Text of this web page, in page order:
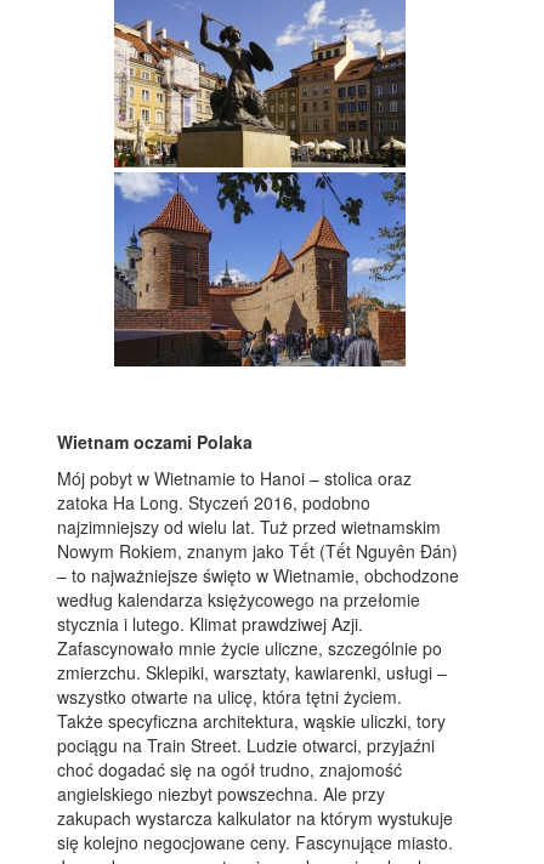
Wietnam oczami Polaka
Mój pobyt w Wietnamie to Hanoi – stolica oraz
zatoka Ha Long. Styczeń 2016, podobno
najzimniejszy od wielu lat. Tuż przed wietnamskim
Nowym Rokiem, znanym jako Tết (Tết Nguyên Đán)
– to najważniejsze święto w Wietnamie, obchodzone
według kalendarza księżycowego na przełomie
stycznia i lutego. Klimat prawdziwej Azji.
Zafascynowało mnie życie uliczne, szczególnie po
zmierzchu. Sklepiki, warsztaty, kawiarenki, usługi –
wszystko otwarte na ulicę, która tętni życiem.
Także specyficzna architektura, wąskie uliczki, tory
pociągu na Train Street. Ludzie otwarci, przyjaźni
choć dogadać się na ogół trudno, znajomość
angielskiego niezbyt powszechna. Ale przy
zakupach wystarcza kalkulator na którym wystukuje
się kolejno negocjowane ceny. Fascynujące miasto.